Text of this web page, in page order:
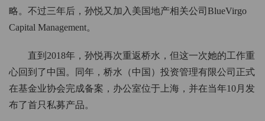
略。不过三年后，孙悦又加入美国地产相关公司BlueVirgo
Capital Management。
直到2018年，孙悦再次重返桥水，但这一次她的工作重
心回到了中国。同年，桥水（中国）投资管理有限公司正式
在基金业协会完成备案，办公室位于上海，并在当年10月发
布了首只私募产品。